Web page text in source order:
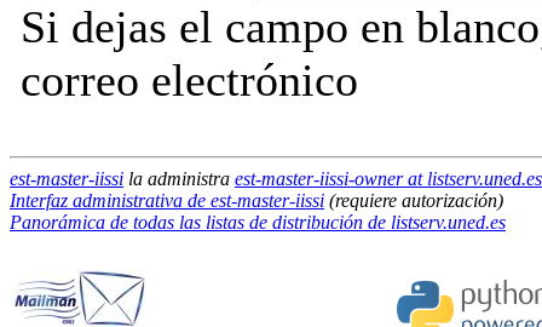
Si dejas el campo en
correo electrónico
est-master-iissi la administra est-master-iissi-owner at listserv.uned.es
Interfaz administrativa de est-master-iissi (requiere autorización)
Panorámica de todas las listas de distribución de listserv.uned.es